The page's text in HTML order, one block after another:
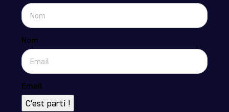
Nom
Email
C'est parti !